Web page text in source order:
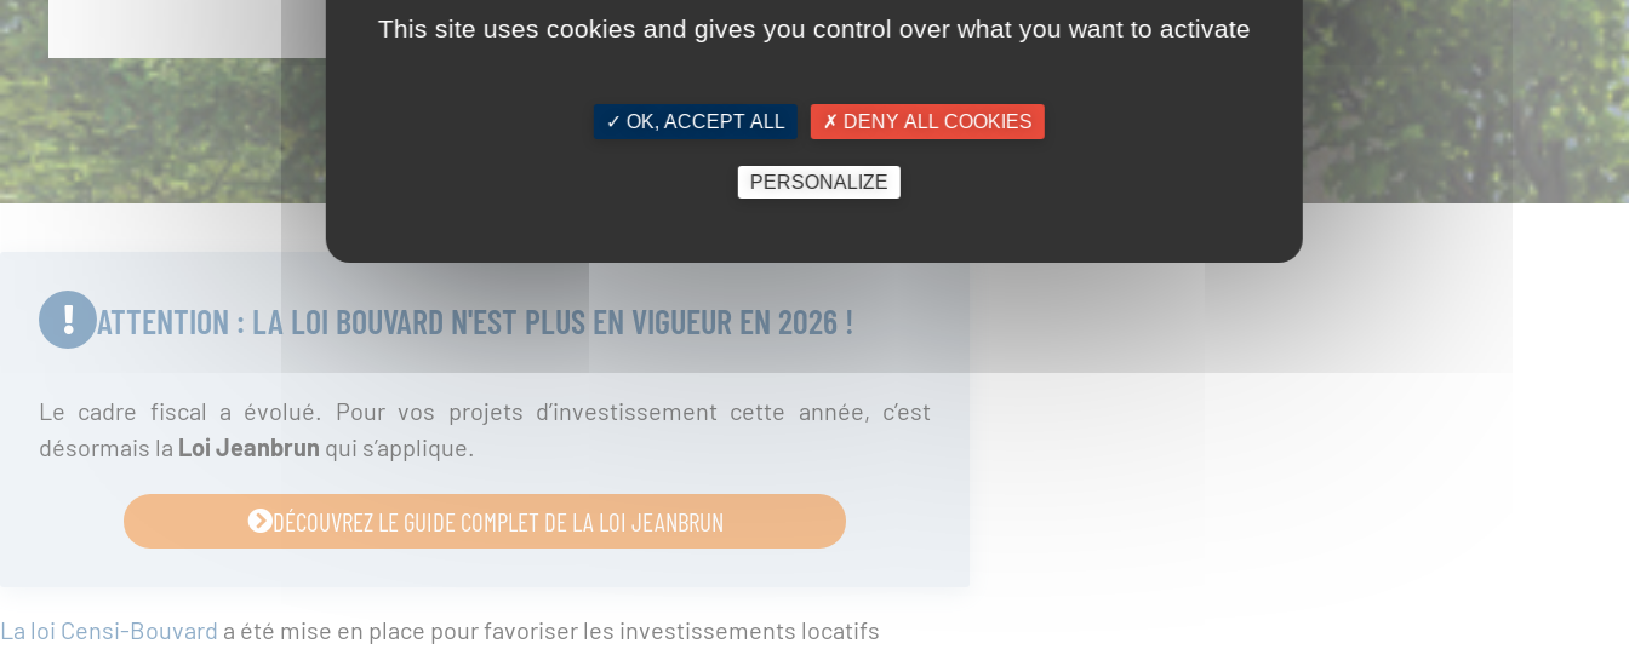
ATTENTION : LA LOI BOUVARD N'EST PLUS EN VIGUEUR EN 2026 !
Le cadre fiscal a évolué. Pour vos projets d’investissement cette année, c’est
désormais la Loi Jeanbrun qui s’applique.
DÉCOUVREZ LE GUIDE COMPLET DE LA LOI JEANBRUN
La loi Censi-Bouvard a été mise en place pour favoriser les investissements locatifs
This site uses cookies and gives you control over what you want to activate
✓ OK, ACCEPT ALL ✗ DENY ALL COOKIES
PERSONALIZE